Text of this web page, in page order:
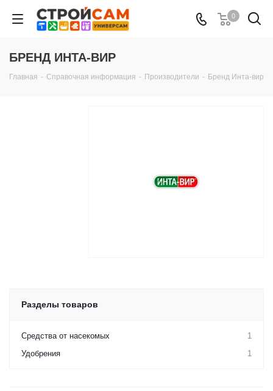
0
БРЕНД ИНТА-ВИР
Главная - Справочная информация - Производители - Бренд Инта-вир
Разделы товаров
Средства от насекомых
1
Удобрения
1